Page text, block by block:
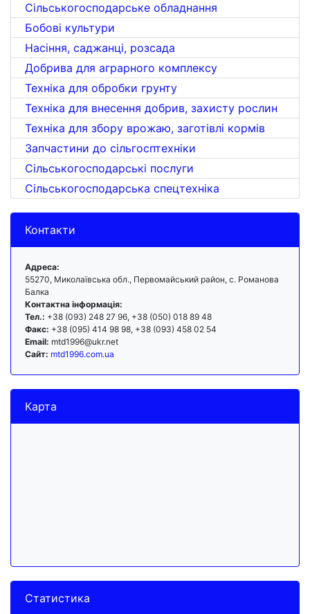
Сільськогосподарське обладнання
Бобові культури
Насіння, саджанці, розсада
Добрива для аграрного комплексу
Техніка для обробки грунту
Техніка для внесення добрив, захисту рослин
Техніка для збору врожаю, заготівлі кормів
Запчастини до сільгосптехніки
Сільськогосподарські послуги
Сільськогосподарська спецтехніка
Контакти
Адреса:
55270, Миколаївська обл., Первомайський район, с. Романова
Балка
Контактна інформація:
Тел.: +38 (093) 248 27 96, +38 (050) 018 89 48
Факс: +38 (095) 414 98 98, +38 (093) 458 02 54
Email: mtd1996@ukr.net
Сайт: mtd1996.com.ua
Карта
Статистика